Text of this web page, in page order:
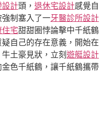
設計頭， 退休宅設計感覺自
強制塞入了一牙醫診所設計
宅甜甜圈悖論擊中千紙鶴
自己的存在意義，開始在
牛土豪見狀，立刻 遊艇設計
色千紙鶴，讓千紙鶴攜帶